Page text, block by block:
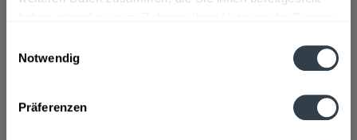
Notwendig
Präferenzen